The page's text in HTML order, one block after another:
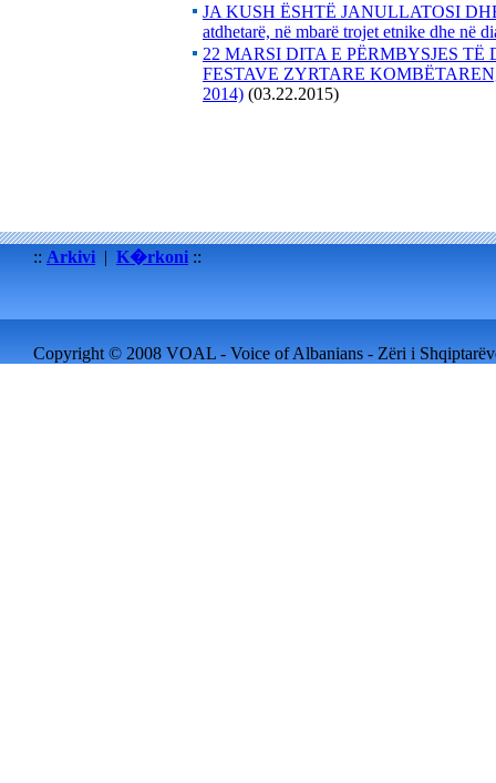
JA KUSH ËSHTË JANULLATOSI
atdhetarë, në mbarë trojet etnike dhe në
22 MARSI DITA E PËRMBYSJES
FESTAVE ZYRTARE
2014) (03.22.2015)
:: Arkivi | K�rkoni ::
Copyright © 2008 VOAL - Voice of Albanians - Zëri i